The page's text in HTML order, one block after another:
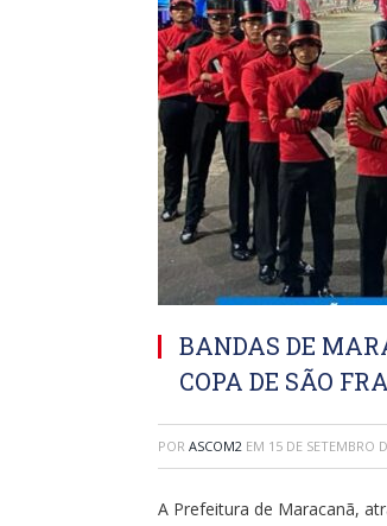
BANDAS DE
COPA DE SÃO
POR ASCOM2 EM 15 DE SETEMBRO
A Prefeitura de Maracanã,